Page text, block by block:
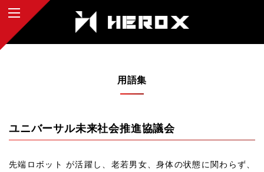
用語集
ユニバーサル未来社会推進協議会
先端ロボット が活躍し、老若男女、身体の状態に関わらず、